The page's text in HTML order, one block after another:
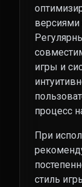
версиями
игры и
процесс
При
стиль